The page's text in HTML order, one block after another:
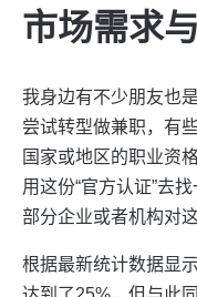
市场需求
我身边有不少朋友也
尝试转型做兼职，有
国家或地区的职业资
用这份“官方认证”去
部分企业或者机构对
根据最新统计数据显